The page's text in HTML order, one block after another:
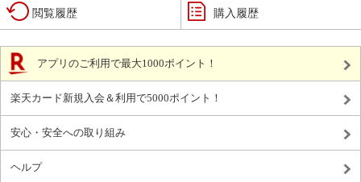
閲覧履歴 購入履歴
アプリのご利用で最大1000ポイント！
楽天カード新規入会＆利用で5000ポイント！
安心・安全への取り組み
ヘルプ